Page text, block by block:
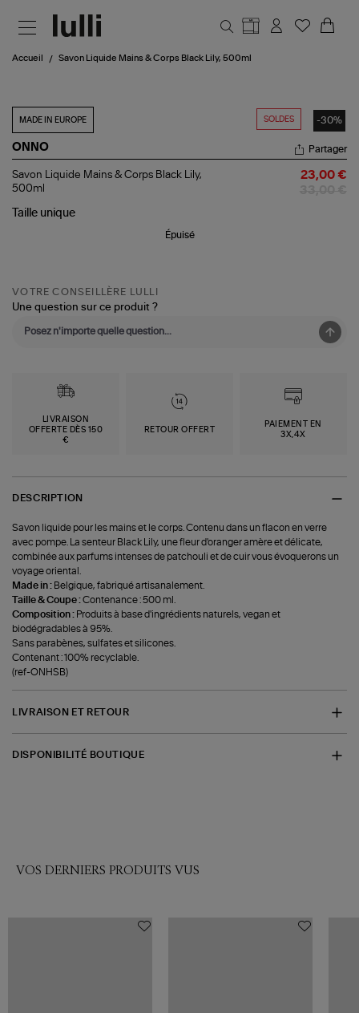
Accueil Savon Liquide Mains & Corps Black Lily, 500ml
SOLDES -30%
MADE IN EUROPE
ONNO
Savon
Liquide
&
Partager
Savon Liquide Mains & Corps Black Lily,
500ml
23,00 €
Taille unique
Épuisé
VOTRE CONSEILLÈRE LULLI
Une question sur ce produit ?
LIVRAISON
OFFERTE DÈS 150
€
RETOUR OFFERT
PAIEMENT EN
3X,4X
DESCRIPTION
Savon liquide pour les mains et le corps. Contenu dans un flacon en verre
avec pompe. La senteur Black Lily, une fleur d'oranger amère et délicate,
combinée aux parfums intenses de patchouli et de cuir vous évoquerons un
voyage oriental.
Made in : Belgique, fabriqué artisanalement.
Taille & Coupe :Contenance : 500 ml.
Composition : Produits à base d'ingrédients naturels, vegan et
biodégradables à 95%.
Sans parabènes, sulfates et silicones.
Contenant : 100% recyclable.
(ref-ONHSB)
LIVRAISON ET RETOUR
DISPONIBILITÉ BOUTIQUE
VOS DERNIERS PRODUITS VUS